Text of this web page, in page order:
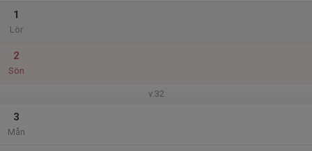
1
Lör
2
Sön
v.32
3
Mån